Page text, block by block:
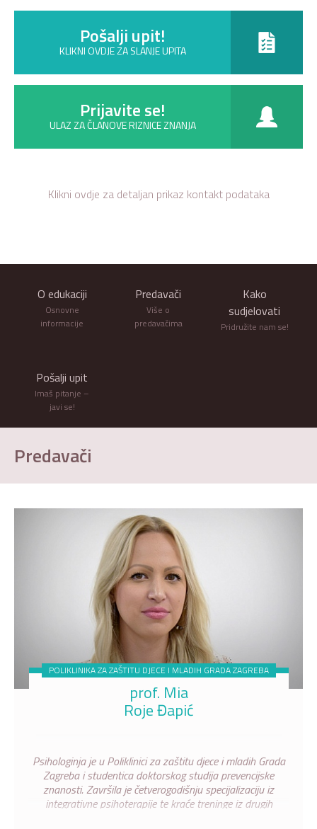
Pošalji upit!
KLIKNI OVDJE ZA SLANJE UPITA
Prijavite se!
ULAZ ZA ČLANOVE RIZNICE ZNANJA
Klikni ovdje za detaljan prikaz kontakt podataka
O edukaciji
Osnovne
informacije
Predavači
Više o
predavačima
Kako
sudjelovati
Pridružite nam se!
Pošalji upit
Imaš pitanje –
javi se!
Predavači
POLIKLINIKA ZA ZAŠTITU DJECE I MLADIH GRADA ZAGREBA
prof. Mia
Roje Đapić
Psihologinja je u Poliklinici za zaštitu djece i mladih Grada
Zagreba i studentica doktorskog studija prevencijske
znanosti. Završila je četverogodišnju specijalizaciju iz
integrativne psihoterapije te kraće treninge iz drugih